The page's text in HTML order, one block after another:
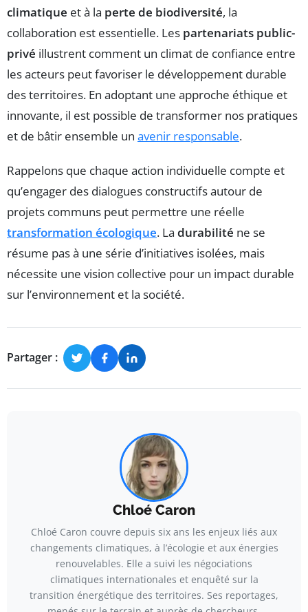
climatique et à la perte de biodiversité, la
collaboration est essentielle. Les partenariats public-
privé illustrent comment un climat de confiance entre
les acteurs peut favoriser le développement durable
des territoires. En adoptant une approche éthique et
innovante, il est possible de transformer nos pratiques
et de bâtir ensemble un avenir responsable.
Rappelons que chaque action individuelle compte et
qu’engager des dialogues constructifs autour de
projets communs peut permettre une réelle
transformation écologique. La durabilité ne se
résume pas à une série d’initiatives isolées, mais
nécessite une vision collective pour un impact durable
sur l’environnement et la société.
Partager :
Chloé Caron
Chloé Caron couvre depuis six ans les enjeux liés aux
changements climatiques, à l’écologie et aux énergies
renouvelables. Elle a suivi les négociations
climatiques internationales et enquêté sur la
transition énergétique des territoires. Ses reportages,